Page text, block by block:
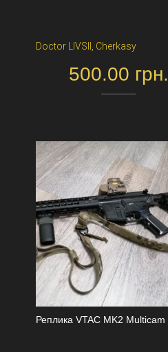
Doctor LIVSII, Cherkasy
500.00 грн.
Реплика VTAC MK2 Multicam